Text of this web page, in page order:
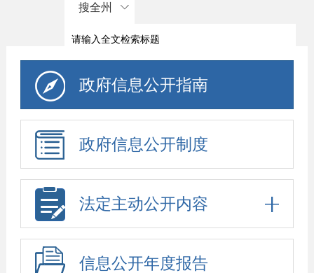
搜全州
政府信息公开指南
政府信息公开制度
法定主动公开内容
信息公开年度报告